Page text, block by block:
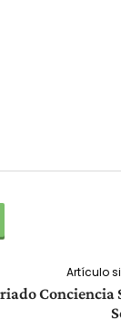
Artículo
Conciencia